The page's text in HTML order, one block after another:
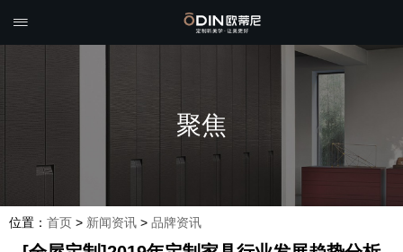

聚焦
位置： 首页 > 新闻资讯 > 品牌资讯